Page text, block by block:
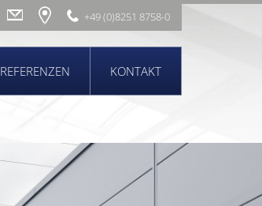
+49 (0)8251 8758-0
REFERENZEN KONTAKT